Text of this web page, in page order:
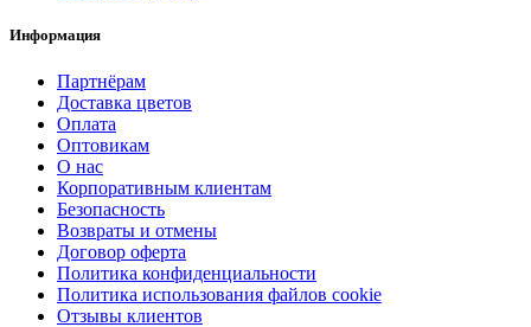
Информация
Партнёрам
Доставка цветов
Оплата
Оптовикам
О нас
Корпоративным клиентам
Безопасность
Возвраты и отмены
Договор оферта
Политика конфиденциальности
Политика использования файлов cookie
Отзывы клиентов